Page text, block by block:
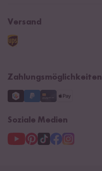
Kontaktformular
Navacopah
Reishunger Gutscheine
B2B
Datenschutzerklärung
Versand
Zahlungsmöglichkeiten
Soziale Medien